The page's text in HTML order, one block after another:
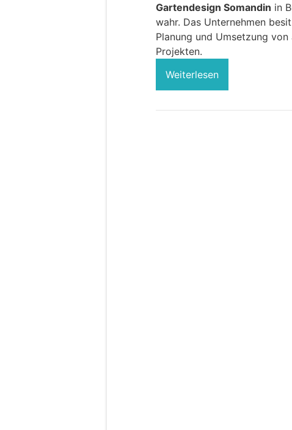
Gartendesign Somandin in
wahr. Das Unternehmen
Planung und Umsetzung
Projekten.
Weiterlesen